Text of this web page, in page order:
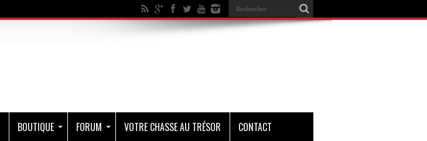
BOUTIQUE FORUM VOTRE CHASSE AU TRÉSOR CONTACT